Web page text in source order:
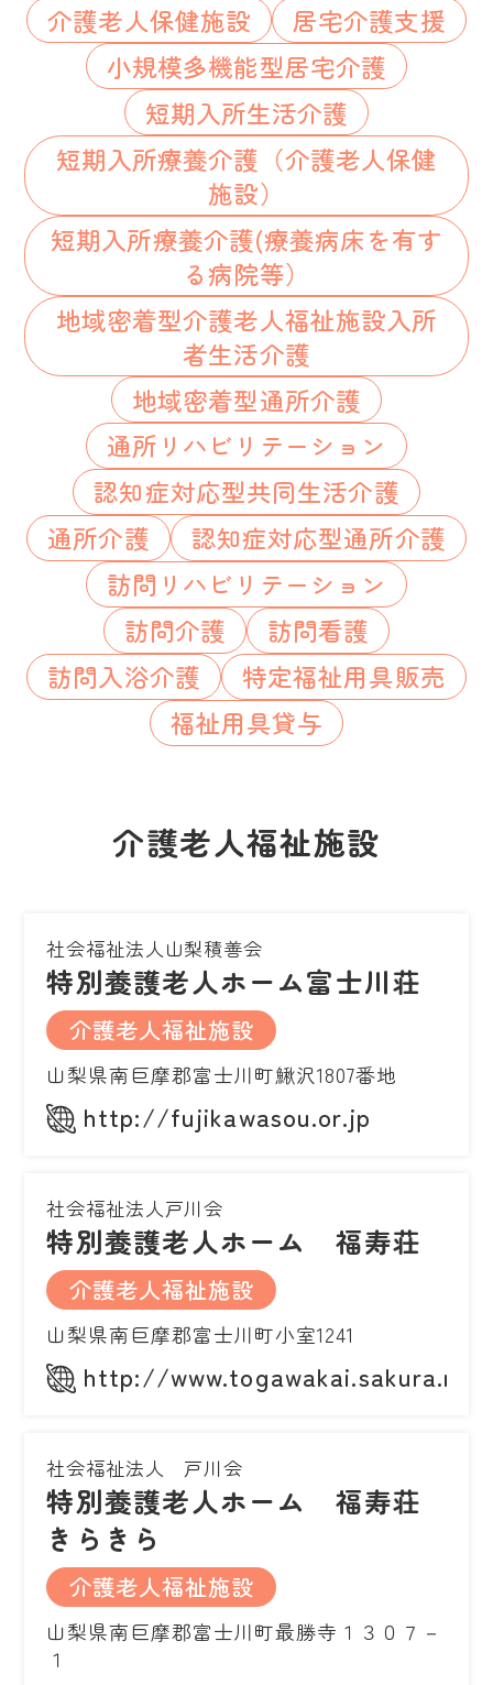
介護老人保健施設
居宅介護支援
小規模多機能型居宅介護
短期入所生活介護
短期入所療養介護（介護老人保健
施設）
短期入所療養介護(療養病床を有す
る病院等）
地域密着型介護老人福祉施設入所
者生活介護
地域密着型通所介護
通所リハビリテーション
認知症対応型共同生活介護
通所介護
認知症対応型通所介護
訪問リハビリテーション
訪問介護
訪問看護
訪問入浴介護
特定福祉用具販売
福祉用具貸与
介護老人福祉施設
社会福祉法人山梨積善会
特別養護老人ホーム富士川荘
介護老人福祉施設
山梨県南巨摩郡富士川町鰍沢1807番地
http://fujikawasou.or.jp
社会福祉法人戸川会
特別養護老人ホーム 福寿荘
介護老人福祉施設
山梨県南巨摩郡富士川町小室1241
http://
社会福祉法人 戸川会
特別養護老人ホーム 福寿荘
きらきら
介護老人福祉施設
山梨県南巨摩郡富士川町最勝寺１３０７－
１